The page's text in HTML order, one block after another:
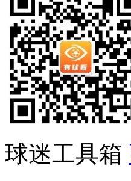
球迷工具箱